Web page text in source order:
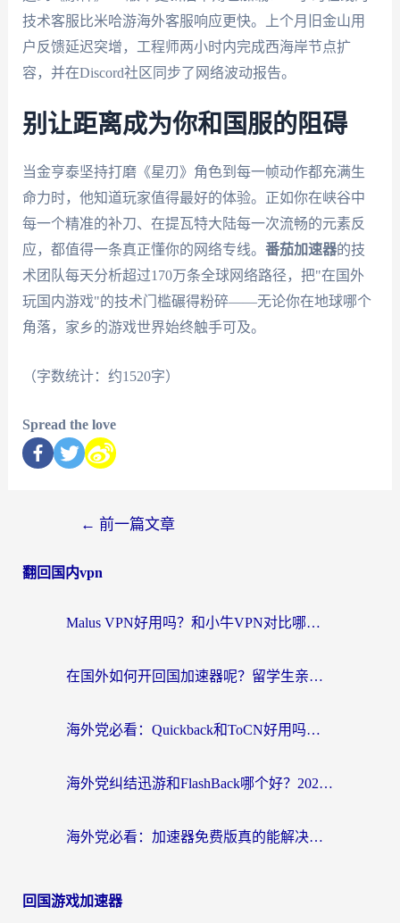
技术客服比米哈游海外客服响应更快。上个月旧金山用
户反馈延迟突增，工程师两小时内完成西海岸节点扩
容，并在Discord社区同步了网络波动报告。
别让距离成为你和国服的阻碍
当金亨泰坚持打磨《星刃》角色到每一帧动作都充满生
命力时，他知道玩家值得最好的体验。正如你在峡谷中
每一个精准的补刀、在提瓦特大陆每一次流畅的元素反
应，都值得一条真正懂你的网络专线。 番茄加速器的技
术团队每天分析超过170万条全球网络路径，把"在国外
玩国内游戏"的技术门槛碾得粉碎——无论你在地球哪个
角落，家乡的游戏世界始终触手可及。
（字数统计：约1520字）
Spread the love
← 前一篇文章
翻回国内vpn
Malus VPN好用吗？和小牛VPN对比哪个回国效果更好？海外党亲测实用指南
在国外如何开回国加速器呢？留学生亲测的无缝访问国内资源指南
海外党必看：Quickback和ToCN好用吗？3分钟选对回国加速器的实用指南
海外党纠结迅游和FlashBack哪个好？2026实用指南教你选对回国加速器
海外党必看：加速器免费版真的能解决回国访问难题吗？附实用选择指南
回国游戏加速器